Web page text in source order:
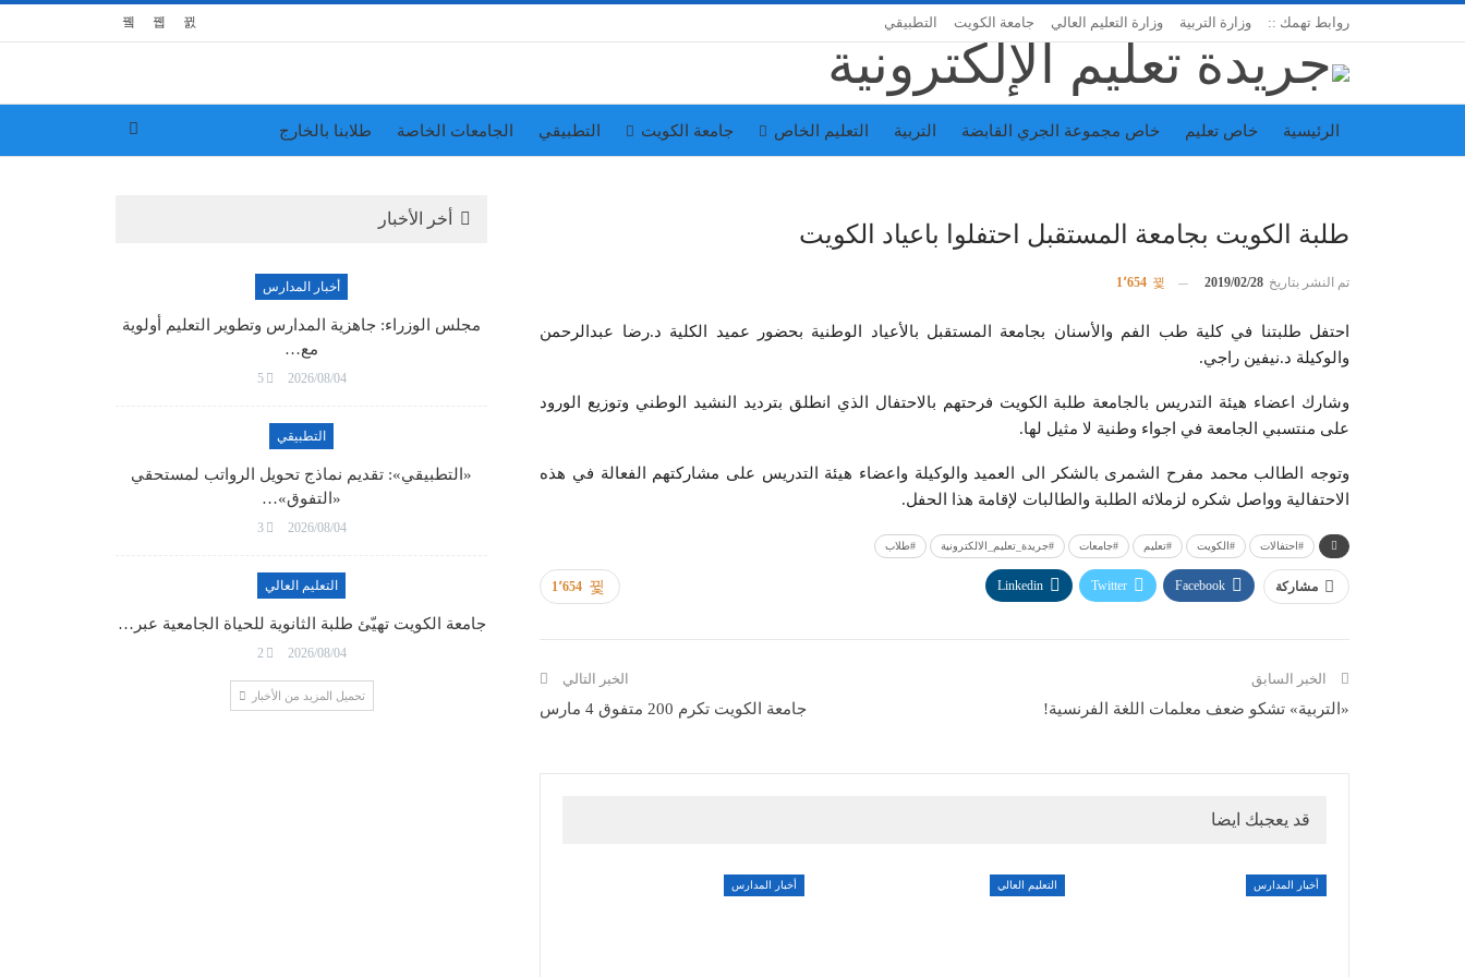
روابط تهمك :: وزارة التربية وزارة التعليم العالي جامعة الكويت التطبيقي
الرئيسية خاص تعليم خاص مجموعة الجري القابضة التربية التعليم الخاص جامعة الكويت التطبيقي الجامعات الخاصة طلابنا بالخارج
طلبة الكويت بجامعة المستقبل احتفلوا باعياد الكويت
تم النشر بتاريخ 2019/02/28
احتفل طلبتنا في كلية طب الفم والأسنان بجامعة المستقبل بالأعياد الوطنية بحضور عميد الكلية د.رضا عبدالرحمن
والوكيلة د.نيفين راجي.
وشارك اعضاء هيئة التدريس بالجامعة طلبة الكويت فرحتهم بالاحتفال الذي انطلق بترديد النشيد الوطني وتوزيع الورود
على منتسبي الجامعة في اجواء وطنية لا مثيل لها.
وتوجه الطالب محمد مفرح الشمرى بالشكر الى العميد والوكيلة واعضاء هيئة التدريس على مشاركتهم الفعالة في هذه
الاحتفالية وواصل شكره لزملائه الطلبة والطالبات لإقامة هذا الحفل.
#احتفالات #الكويت #تعليم #جامعات #جريدة_تعليم_الالكترونية #طلاب
1٬654 مشاركة Facebook
Twitter
Linkedin
الخبر السابق
«التربية» تشكو ضعف معلمات اللغة الفرنسية!
الخبر التالي
جامعة الكويت تكرم 200 متفوق 4 مارس
قد يعجبك ايضا
أخبار المدارس التعليم العالي أخبار المدارس
أخر الأخبار
أخبار المدارس
مجلس الوزراء: جاهزية المدارس وتطوير التعليم أولوية
مع…
2026/08/04
5
التطبيقي
«التطبيقي»: تقديم نماذج تحويل الرواتب لمستحقي
«التفوق»…
2026/08/04
3
التعليم العالي
جامعة الكويت تهيّئ طلبة الثانوية للحياة الجامعية عبر…
2026/08/04
2
تحميل المزيد من الأخبار